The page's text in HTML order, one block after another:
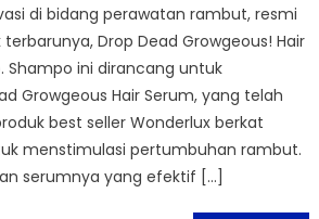
di bidang perawatan rambut, resmi
Drop Dead Growgeous! Hair
Shampo ini dirancang untuk
Growgeous Hair Serum, yang telah
best seller Wonderlux berkat
menstimulasi pertumbuhan rambut.
serumnya yang efektif […]